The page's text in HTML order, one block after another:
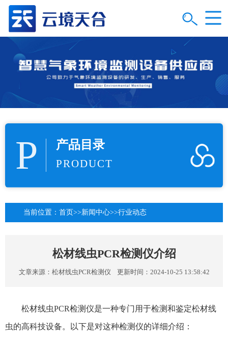
P 产品目录
PRODUCT
当前位置： 首页>>新闻中心>>行业动态
松材线虫PCR检测仪介绍
文章来源： 松材线虫PCR检测仪 更新时间：2024-10-25 13:58:42
松材线虫PCR检测仪是一种专门用于检测和鉴定松材线
虫的高科技设备。以下是对这种检测仪的详细介绍：